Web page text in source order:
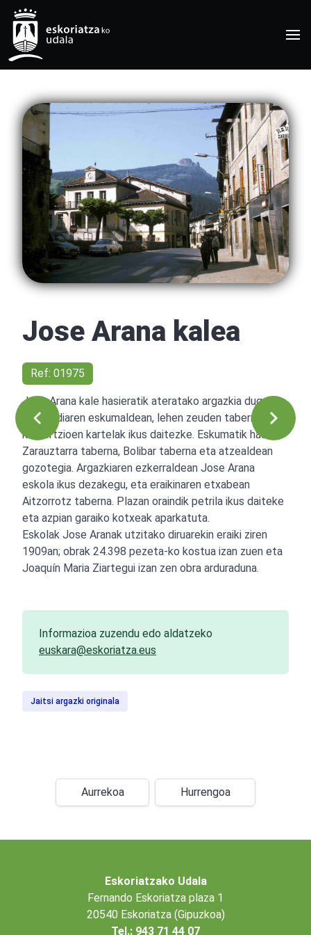
Jose Arana kalea
Ref: 01975
Jose Arana kale hasieratik ateratako argazkia dugu
hau. Irudiaren eskumaldean, lehen zeuden taberna eta
komertzioen kartelak ikus daitezke. Eskumatik hasita,
Zarauztarra taberna, Bolibar taberna eta atzealdean
gozotegia. Argazkiaren ezkerraldean Jose Arana
eskola ikus dezakegu, eta eraikinaren etxabean
Aitzorrotz taberna. Plazan oraindik petrila ikus daiteke
eta azpian garaiko kotxeak aparkatuta.
Eskolak Jose Aranak utzitako diruarekin eraiki ziren
1909an; obrak 24.398 pezeta-ko kostua izan zuen eta
Joaquín Maria Ziartegui izan zen obra arduraduna.
Informazioa zuzendu edo aldatzeko
euskara@eskoriatza.eus
Jaitsi argazki originala
Aurrekoa Hurrengoa
Eskoriatzako Udala
Fernando Eskoriatza plaza 1
20540 Eskoriatza (Gipuzkoa)
Tel.: 943 71 44 07